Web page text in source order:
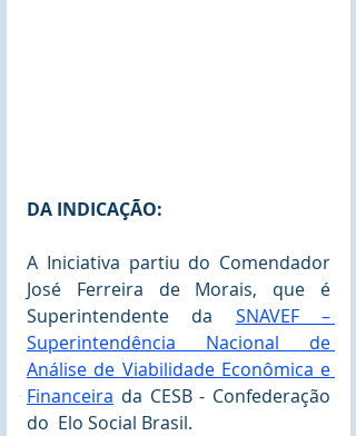
DA INDICAÇÃO:
Superintendente da SNAVEF –
Superintendência Nacional de
Análise de Viabilidade Econômica e
Financeira da CESB - Confederação
do  Elo Social Brasil.